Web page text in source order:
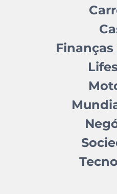
Finanças